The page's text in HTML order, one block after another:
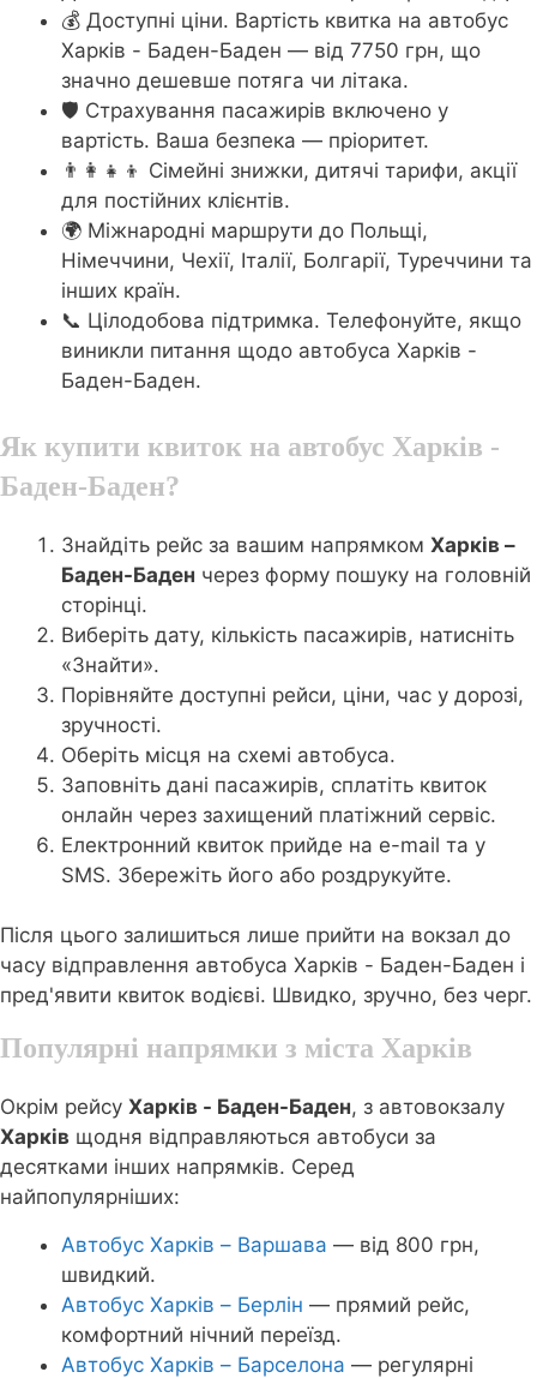
💰 Доступні ціни. Вартість квитка на автобус
Харків - Баден-Баден — від 7750 грн, що
значно дешевше потяга чи літака.
🛡️ Страхування пасажирів включено у
вартість. Ваша безпека — пріоритет.
👨‍👩‍👧‍👦 Сімейні знижки, дитячі тарифи, акції
для постійних клієнтів.
🌍 Міжнародні маршрути до Польщі,
Німеччини, Чехії, Італії, Болгарії, Туреччини та
інших країн.
📞 Цілодобова підтримка. Телефонуйте, якщо
виникли питання щодо автобуса Харків -
Баден-Баден.
Як купити квиток на автобус Харків -
Баден-Баден?
Знайдіть рейс за вашим напрямком Харків –
Баден-Баден через форму пошуку на головній
сторінці.
Виберіть дату, кількість пасажирів, натисніть
«Знайти».
Порівняйте доступні рейси, ціни, час у дорозі,
зручності.
Оберіть місця на схемі автобуса.
Заповніть дані пасажирів, сплатіть квиток
онлайн через захищений платіжний сервіс.
Електронний квиток прийде на e-mail та у
SMS. Збережіть його або роздрукуйте.
Після цього залишиться лише прийти на вокзал до
часу відправлення автобуса Харків - Баден-Баден і
пред'явити квиток водієві. Швидко, зручно, без черг.
Популярні напрямки з міста Харків
Окрім рейсу Харків - Баден-Баден, з автовокзалу
Харків щодня відправляються автобуси за
десятками інших напрямків. Серед
найпопулярніших:
Автобус Харків – Варшава — від 800 грн,
швидкий.
Автобус Харків – Берлін — прямий рейс,
комфортний нічний переїзд.
Автобус Харків – Барселона — регулярні